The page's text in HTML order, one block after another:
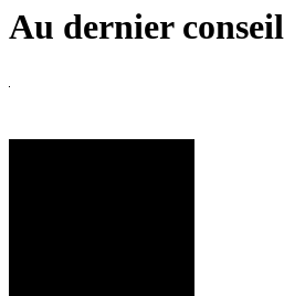
Au dernier conseil